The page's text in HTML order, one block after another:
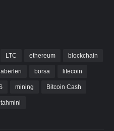
LTC ethereum blockchain
borsa litecoin
mining Bitcoin Cash